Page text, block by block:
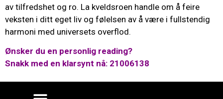
av tilfredshet og ro. La kveldsroen handle om å feire
veksten i ditt eget liv og følelsen av å være i fullstendig
harmoni med universets overflod.
Ønsker du en personlig reading?
Snakk med en klarsynt nå: 21006138